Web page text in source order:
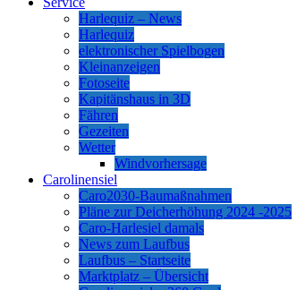
Harlequiz – News
Harlequiz
elektronischer Spielbogen
Kleinanzeigen
Fotoseite
Kapitänshaus in 3D
Fähren
Gezeiten
Wetter
Windvorhersage
Carolinensiel
Caro2030-Baumaßnahmen
Pläne zur Deicherhöhung 2024 -2025
Caro-Harlesiel damals
News zum Laufbus
Laufbus – Startseite
Marktplatz – Übersicht